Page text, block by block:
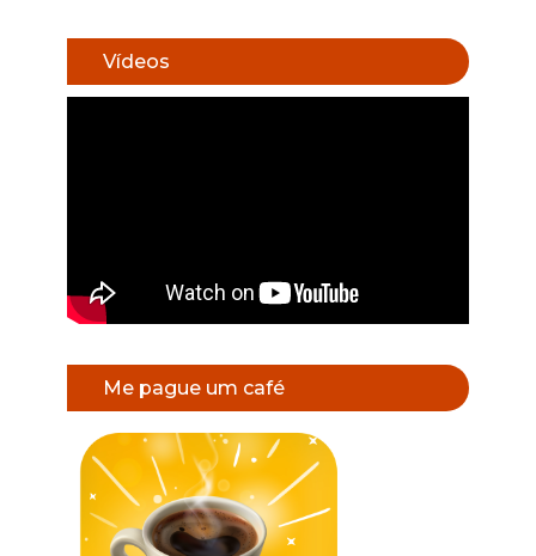
Vídeos
Me pague um café